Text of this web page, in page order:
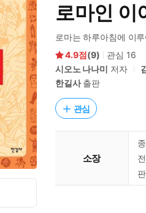
로마인 이
로마는 하루아침에 이
4.9
(9) 관심 16
시오노 나나미 저자
한길사출판
관심
소장